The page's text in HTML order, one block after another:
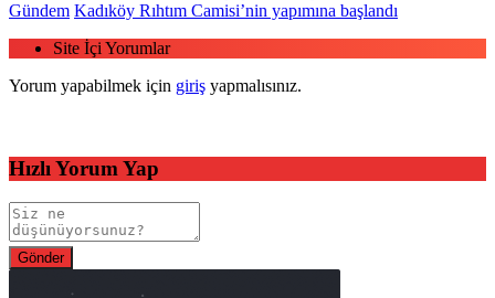
Gündem Kadıköy Rıhtım Camisi’nin yapımına başlandı
Site İçi Yorumlar
Yorum yapabilmek için giriş yapmalısınız.
Hızlı Yorum Yap